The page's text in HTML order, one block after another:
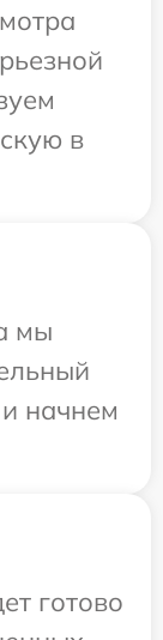
в
мы
начнем
готово